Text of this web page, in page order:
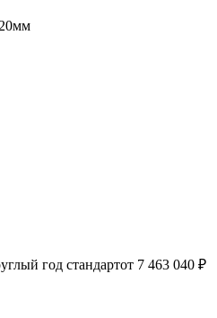
год стандартот 7 463 040 ₽